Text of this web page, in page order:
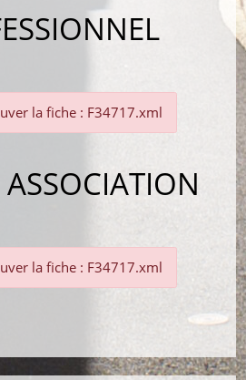
la fiche : F34717.xml
la fiche : F34717.xml